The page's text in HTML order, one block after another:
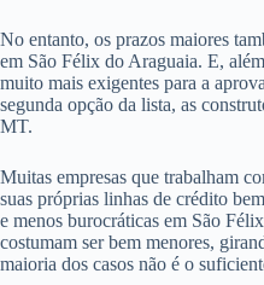
No entanto, os prazos maiores
em São Félix do Araguaia. E,
muito mais exigentes para a
segunda opção da lista, as
MT.
Muitas empresas que trabalham
suas próprias linhas de crédito
e menos burocráticas em São
costumam ser bem menores,
maioria dos casos não é o